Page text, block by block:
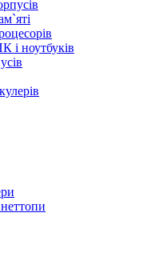
і ноутбуків